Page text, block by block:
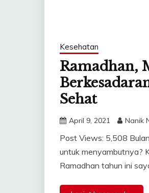
Kesehatan
Ramadhan,
Sehat
April 9, 2021 Nanik
Post Views: 5,508
untuk menyambutnya?
Ramadhan tahun ini